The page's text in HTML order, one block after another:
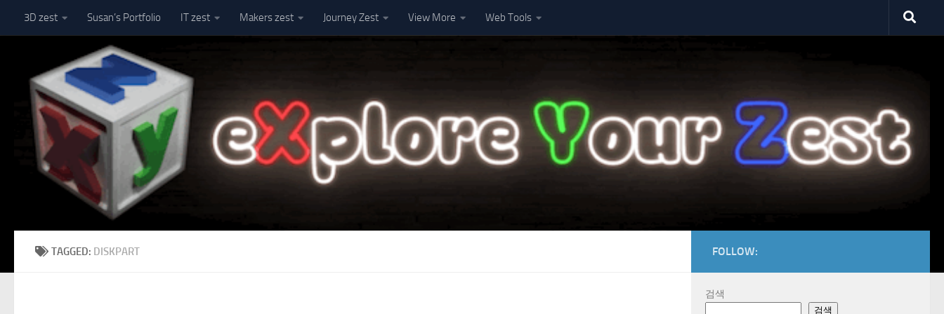
Skip to content
3D zest Susan’s Portfolio IT zest Makers zest Journey Zest View More Web Tools
TAGGED: DISKPART FOLLOW:
검색
검색